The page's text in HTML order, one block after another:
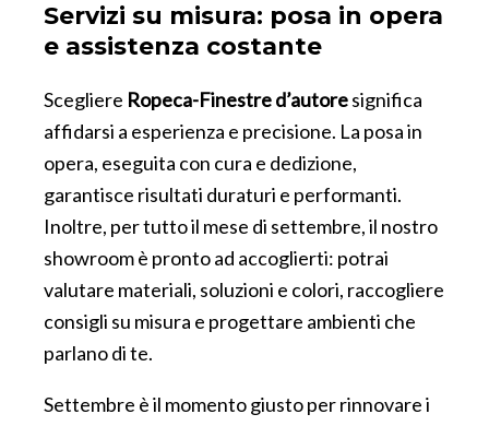
Servizi su misura: posa in opera
e assistenza costante
Scegliere Ropeca-Finestre d’autoresignifica
affidarsi a esperienza e precisione. La posa in
opera, eseguita con cura e dedizione,
garantisce risultati duraturi e performanti.
Inoltre, per tutto il mese di settembre, il nostro
showroom è pronto ad accoglierti: potrai
valutare materiali, soluzioni e colori, raccogliere
consigli su misura e progettare ambienti che
parlano di te.
Settembre è il momento giusto per rinnovare i